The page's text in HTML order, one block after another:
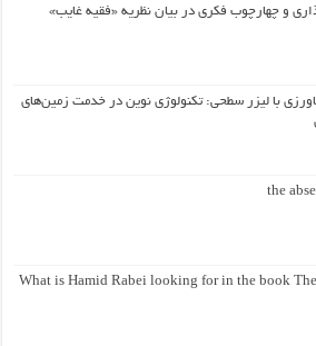
و چهارچوب فکری در بیان نظریه «فقیه غایب»
با لیزر سطحی: تکنولوژی نوین در خدمت زمین‌های
the
What is Hamid Rabei looking for in the book